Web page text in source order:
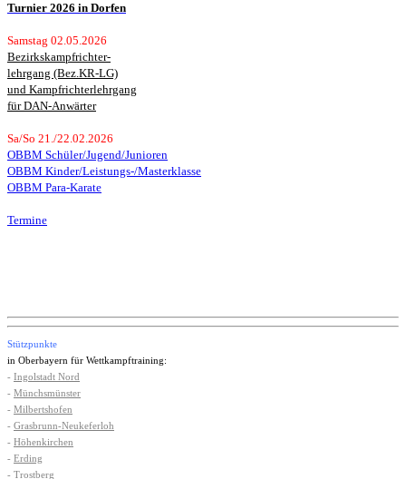
Turnier 2026 in Dorfen
Samstag 02.05.2026
Bezirkskampfrichter-
lehrgang (Bez.KR-LG)
und Kampfrichterlehrgang
für DAN-Anwärter
Sa/So 21./22.02.2026
OBBM Schüler/Jugend/Junioren
OBBM Kinder/Leistungs-/Masterklasse
OBBM Para-Karate
Termine
Stützpunkte
in Oberbayern für Wettkampftraining:
- Ingolstadt Nord
- Münchsmünster
- Milbertshofen
- Grasbrunn-Neukeferloh
- Höhenkirchen
- Erding
- Trostberg